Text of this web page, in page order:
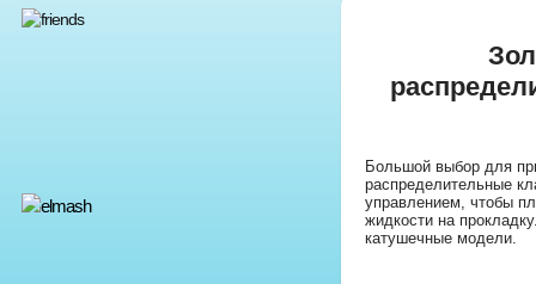
Большой выбор для
распределительные
управлением, чтобы
жидкости на
катушечные модели.